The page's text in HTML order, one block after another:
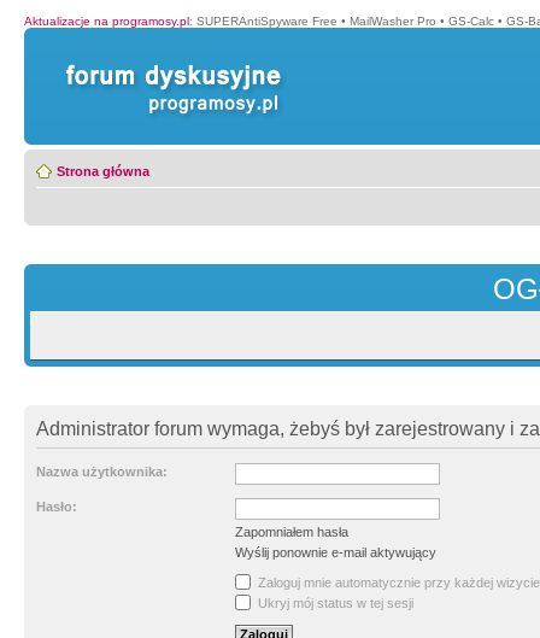
Aktualizacje na programosy.pl: SUPERAntiSpyware Free • MailWasher Pro • GS-Calc • GS-
Strona główna
Administrator forum wymaga, żebyś był zarejestrowany i
Nazwa użytkownika:
Hasło:
Zapomniałem hasła
Wyślij ponownie e-mail aktywujący
Zaloguj mnie automatycznie przy każdej wizycie
Ukryj mój status w tej sesji